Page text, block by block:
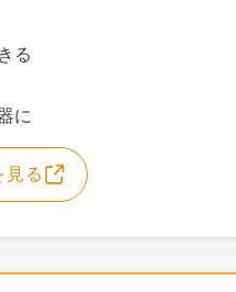
る
に
見る